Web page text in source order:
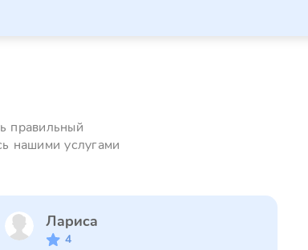
правильный
нашими услугами
Лариса
4